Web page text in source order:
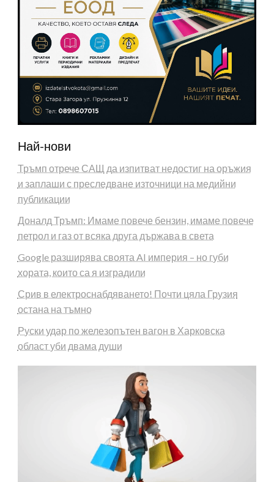
Най-нови
Тръмп отрече САЩ да изпитват недостиг на оръжия
и заплаши с преследване източници на медийни
публикации
Доналд Тръмп: Имаме повече бензин, имаме повече
петрол и газ от всяка друга държава в света
Google разширява своята AI империя – но губи
хората, които са я изградили
Срив в електроснабдяването! Почти цяла Грузия
остана на тъмно
Руски удар по железопътен вагон в Харковска
област уби двама души